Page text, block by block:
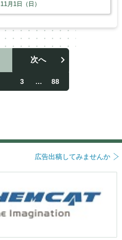
11月 1日（日）
投
ビ
3 … 88
次へ
広告出稿してみませんか